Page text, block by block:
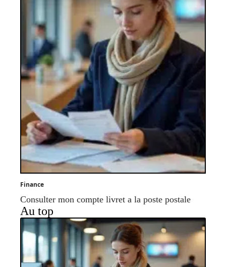
Finance
Consulter mon compte livret a la poste postale
Au top